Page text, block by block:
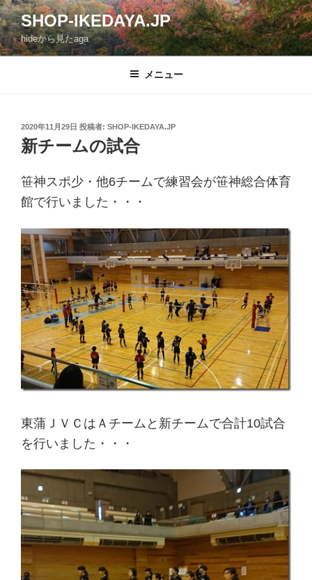
コ
ン
テ
ン
SHOP-IKEDAYA.JP
hideから見たaga
メニュー
投
稿
日:
2020年11月29日 投稿者: SHOP-IKEDAYA.JP
新チームの試合
笹神スポ少・他6チームで練習会が笹神総合体育
館で行いました・・・
東蒲ＪＶＣはＡチームと新チームで合計10試合
を行いました・・・